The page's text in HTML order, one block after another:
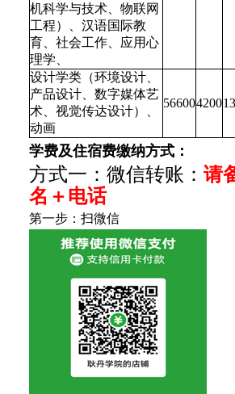
机科学与技术、物联网
工程）、汉语国际教
育、社会工作、应用心
理学、
设计学类（环境设计、
产品设计、数字媒体艺
术、视觉传达设计）、
动画
566004200
学费及住宿费缴纳方式：
方式一：微信转账： 请
名＋电话
第一步：扫微信